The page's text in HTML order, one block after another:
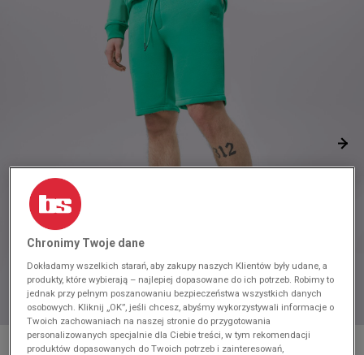
* Zdjęcie poglądowe
Chronimy Twoje dane
Dokładamy wszelkich starań, aby zakupy naszych Klientów były udane, a
produkty, które wybierają – najlepiej dopasowane do ich potrzeb. Robimy to
jednak przy pełnym poszanowaniu bezpieczeństwa wszystkich danych
osobowych. Kliknij „OK”, jeśli chcesz, abyśmy wykorzystywali informacje o
Twoich zachowaniach na naszej stronie do przygotowania
personalizowanych specjalnie dla Ciebie treści, w tym rekomendacji
produktów dopasowanych do Twoich potrzeb i zainteresowań,